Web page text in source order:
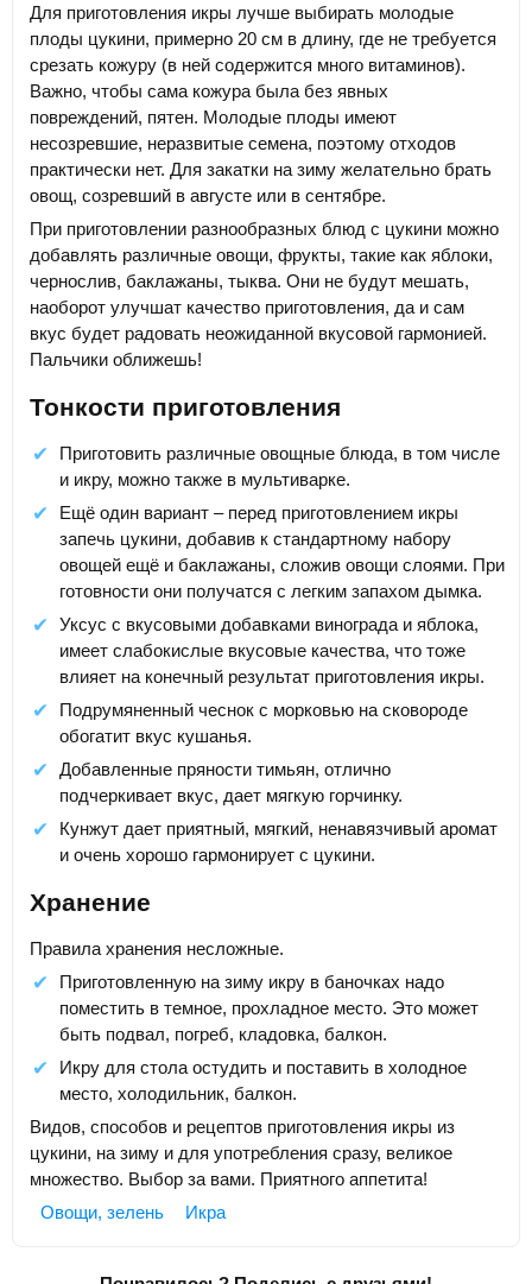
Для приготовления икры лучше выбирать молодые
плоды цукини, примерно 20 см в длину, где не требуется
срезать кожуру (в ней содержится много витаминов).
Важно, чтобы сама кожура была без явных
повреждений, пятен. Молодые плоды имеют
несозревшие, неразвитые семена, поэтому отходов
практически нет. Для закатки на зиму желательно брать
овощ, созревший в августе или в сентябре.
При приготовлении разнообразных блюд с цукини можно
добавлять различные овощи, фрукты, такие как яблоки,
чернослив, баклажаны, тыква. Они не будут мешать,
наоборот улучшат качество приготовления, да и сам
вкус будет радовать неожиданной вкусовой гармонией.
Пальчики оближешь!
Тонкости приготовления
Приготовить различные овощные блюда, в том числе
и икру, можно также в мультиварке.
Ещё один вариант – перед приготовлением икры
запечь цукини, добавив к стандартному набору
овощей ещё и баклажаны, сложив овощи слоями. При
готовности они получатся с легким запахом дымка.
Уксус с вкусовыми добавками винограда и яблока,
имеет слабокислые вкусовые качества, что тоже
влияет на конечный результат приготовления икры.
Подрумяненный чеснок с морковью на сковороде
обогатит вкус кушанья.
Добавленные пряности тимьян, отлично
подчеркивает вкус, дает мягкую горчинку.
Кунжут дает приятный, мягкий, ненавязчивый аромат
и очень хорошо гармонирует с цукини.
Хранение
Правила хранения несложные.
Приготовленную на зиму икру в баночках надо
поместить в темное, прохладное место. Это может
быть подвал, погреб, кладовка, балкон.
Икру для стола остудить и поставить в холодное
место, холодильник, балкон.
Видов, способов и рецептов приготовления икры из
цукини, на зиму и для употребления сразу, великое
множество. Выбор за вами. Приятного аппетита!
Овощи, зелень
Икра